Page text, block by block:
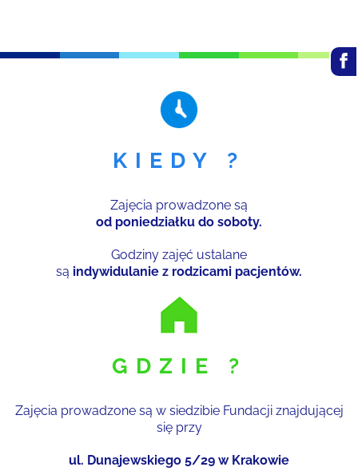
KIEDY ?
Zajęcia prowadzone są
od poniedziałku do soboty.
Godziny zajęć ustalane
są indywidulanie z rodzicami pacjentów.
GDZIE ?
Zajęcia prowadzone są w siedzibie Fundacji znajdującej
się przy
ul. Dunajewskiego 5/29 w Krakowie